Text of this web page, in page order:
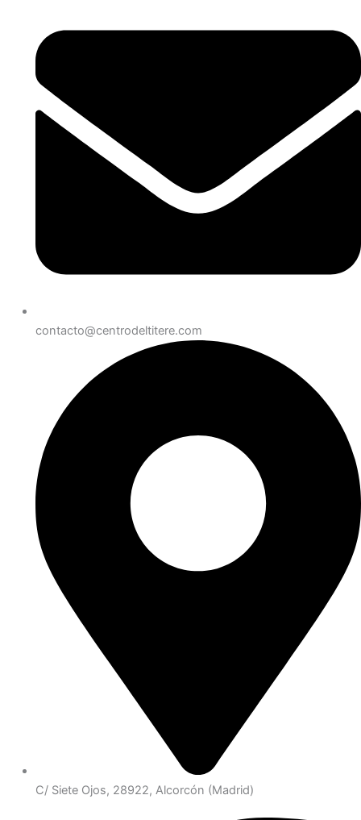
contacto@centrodeltitere.com
C/ Siete Ojos, 28922, Alcorcón (Madrid)